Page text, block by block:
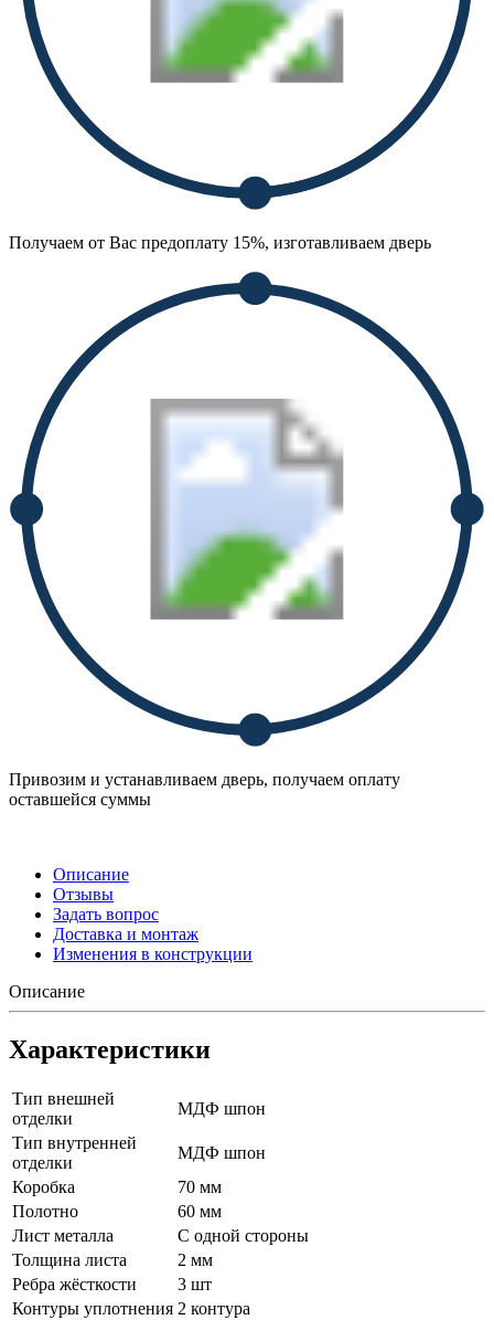
Получаем от Вас предоплату 15%, изготавливаем дверь
Привозим и устанавливаем дверь, получаем оплату
оставшейся суммы
Описание
Отзывы
Задать вопрос
Доставка и монтаж
Изменения в конструкции
Описание
Характеристики
Тип внешней
отделки
МДФ шпон
Тип внутренней
отделки
МДФ шпон
Коробка
70 мм
Полотно
60 мм
Лист металла
С одной стороны
Толщина листа
2 мм
Ребра жёсткости
3 шт
Контуры уплотнения 2 контура